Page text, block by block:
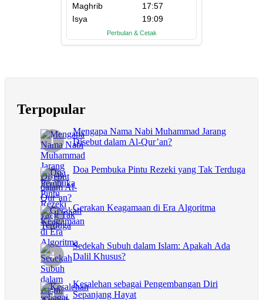
Terpopular
Mengapa Nama Nabi Muhammad Jarang
Disebut dalam Al-Qur’an?
Doa Pembuka Pintu Rezeki yang Tak Terduga
Gerakan Keagamaan di Era Algoritma
Sedekah Subuh dalam Islam: Apakah Ada
Dalil Khusus?
Kesalehan sebagai Pengembangan Diri
Sepanjang Hayat